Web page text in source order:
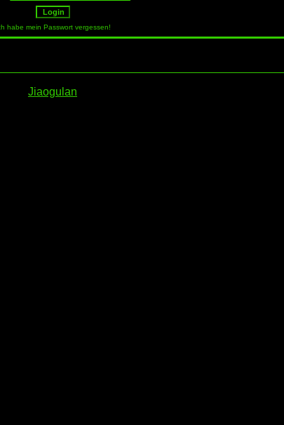
habe mein Passwort vergessen!
Jiaogulan